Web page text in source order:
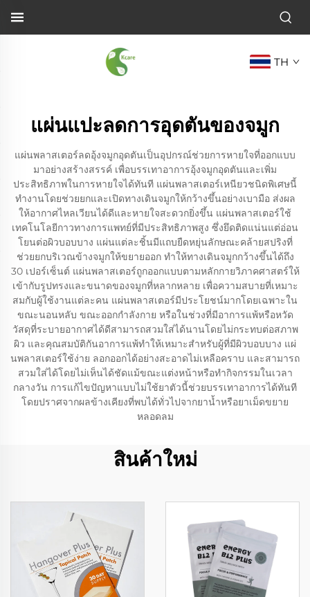
TH
แผ่นแปะลดการอุดตันของจมูก
แผ่นพลาสเตอร์ลดอุ้งจมูกอุดตันเป็นอุปกรณ์ช่วยการหายใจที่ออกแบบ
มาอย่างสร้างสรรค์ เพื่อบรรเทาอาการอุ้งจมูกอุดตันและเพิ่ม
ประสิทธิภาพในการหายใจได้ทันที แผ่นพลาสเตอร์เหนียวชนิดพิเศษนี้
ทำงานโดยช่วยยกและเปิดทางเดินจมูกให้กว้างขึ้นอย่างเบามือ ส่งผล
ให้อากาศไหลเวียนได้ดีและหายใจสะดวกยิ่งขึ้น แผ่นพลาสเตอร์ใช้
เทคโนโลยีกาวทางการแพทย์ที่มีประสิทธิภาพสูง ซึ่งยึดติดแน่นแต่อ่อน
โยนต่อผิวบอบบาง แผ่นแต่ละชิ้นมีแถบยืดหยุ่นลักษณะคล้ายสปริงที่
ช่วยยกบริเวณข้างจมูกให้ขยายออก ทำให้ทางเดินจมูกกว้างขึ้นได้ถึง
30 เปอร์เซ็นต์ แผ่นพลาสเตอร์ถูกออกแบบตามหลักกายวิภาคศาสตร์ให้
เข้ากับรูปทรงและขนาดของจมูกที่หลากหลาย เพื่อความสบายที่เหมาะ
สมกับผู้ใช้งานแต่ละคน แผ่นพลาสเตอร์มีประโยชน์มากโดยเฉพาะใน
ขณะนอนหลับ ขณะออกกำลังกาย หรือในช่วงที่มีอาการแพ้หรือหวัด
วัสดุที่ระบายอากาศได้ดีสามารถสวมใส่ได้นานโดยไม่กระทบต่อสภาพ
ผิว และคุณสมบัติกันอาการแพ้ทำให้เหมาะสำหรับผู้ที่มีผิวบอบบาง แผ่
นพลาสเตอร์ใช้ง่าย ลอกออกได้อย่างสะอาดไม่เหลือคราบ และสามารถ
สวมใส่ได้โดยไม่เห็นได้ชัดแม้ขณะแต่งหน้าหรือทำกิจกรรมในเวลา
กลางวัน การแก้ไขปัญหาแบบไม่ใช้ยาตัวนี้ช่วยบรรเทาอาการได้ทันที
โดยปราศจากผลข้างเคียงที่พบได้ทั่วไปจากยาน้ำหรือยาเม็ดขยาย
หลอดลม
สินค้าใหม่